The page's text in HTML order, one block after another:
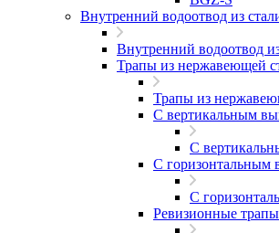
Внутренний водоотвод из
Внутренний водоотвод
Трапы из нержавеющей
Трапы из
С вертикальным
С
С горизонтальным
С
Ревизионные трапы